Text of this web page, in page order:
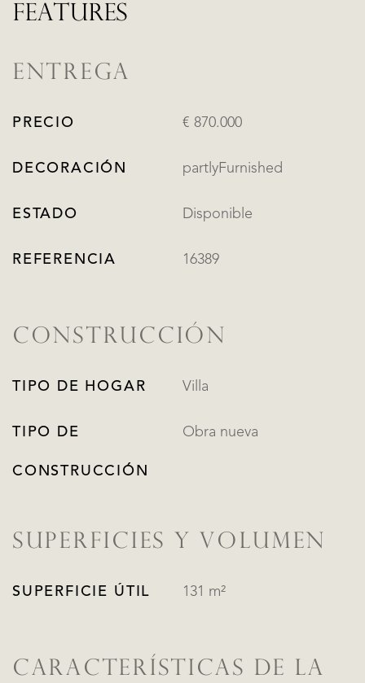
FEATURES
ENTREGA
PRECIO € 870.000
DECORACIÓN partlyFurnished
ESTADO Disponible
REFERENCIA 16389
CONSTRUCCIÓN
TIPO DE HOGAR Villa
TIPO DE
CONSTRUCCIÓN
Obra nueva
SUPERFICIES Y VOLUMEN
SUPERFICIE ÚTIL 131 m²
CARACTERÍSTICAS DE LA